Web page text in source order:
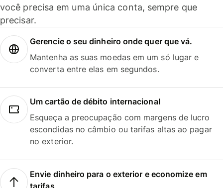
você precisa em uma única conta, sempre que
precisar.
Gerencie o seu dinheiro onde quer que vá.
Mantenha as suas moedas em um só lugar e
converta entre elas em segundos.
Um cartão de débito internacional
Esqueça a preocupação com margens de lucro
escondidas no câmbio ou tarifas altas ao pagar
no exterior.
Envie dinheiro para o exterior e economize em
tarifas